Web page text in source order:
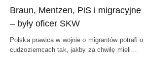
Braun, Mentzen, PiS i
– były oficer SKW
Polska prawica w wojnie o migrantów potrafi
cudzoziemcach tak, jakby za chwilę mieli…